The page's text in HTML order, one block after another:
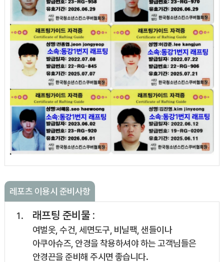
레포츠 이용시 준비사항
래프팅 준비물 :
여벌옷, 수건, 세면도구, 비닐팩, 샌들이나
아쿠아슈즈, 안경을 착용하셔야 하는 고객님들은
안경끈을 준비해 주시면 좋습니다.